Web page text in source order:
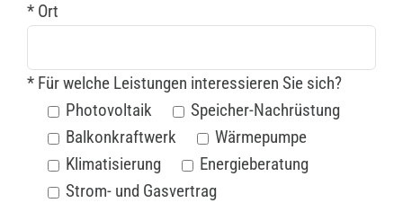
* Ort
* Für welche Leistungen interessieren Sie sich?
Photovoltaik
Speicher-Nachrüstung
Balkonkraftwerk
Wärmepumpe
Klimatisierung
Energieberatung
Strom- und Gasvertrag